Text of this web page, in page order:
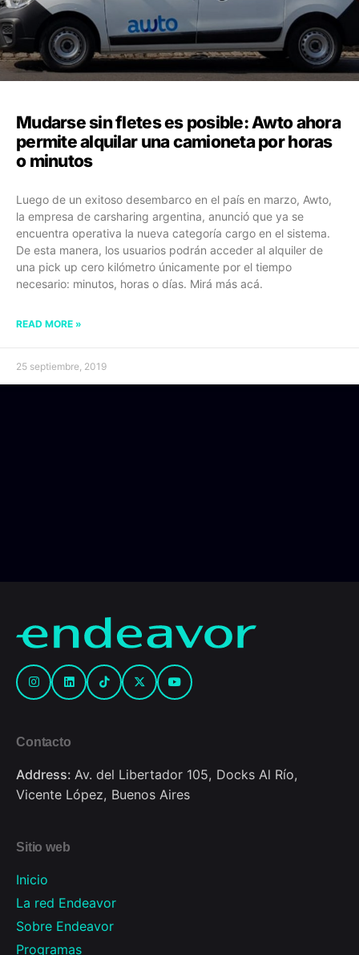
Mudarse sin fletes es posible: Awto ahora
permite alquilar una camioneta por horas
o minutos
Luego de un exitoso desembarco en el país en marzo, Awto,
la empresa de carsharing argentina, anunció que ya se
encuentra operativa la nueva categoría cargo en el sistema.
De esta manera, los usuarios podrán acceder al alquiler de
una pick up cero kilómetro únicamente por el tiempo
necesario: minutos, horas o días. Mirá más acá.
READ MORE »
25 septiembre, 2019
Contacto
Address: Av. del Libertador 105, Docks Al Río,
Vicente López, Buenos Aires
Sitio web
Inicio
La red Endeavor
Sobre Endeavor
Programas